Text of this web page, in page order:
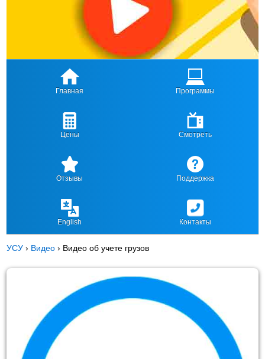
Главная Программы
Цены Смотреть
Отзывы Поддержка
English Контакты
УСУ › Видео › Видео об учете грузов